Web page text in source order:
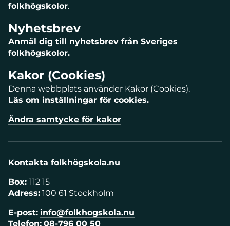
folkhögskolor.
Nyhetsbrev
Anmäl dig till nyhetsbrev från Sveriges
folkhögskolor.
Kakor (Cookies)
Denna webbplats använder Kakor (Cookies).
Läs om inställningar för cookies.
Ändra samtycke för kakor
Kontakta folkhögskola.nu
Box: 112 15
Adress: 100 61 Stockholm
E-post: info@folkhogskola.nu
Telefon: 08-796 00 50